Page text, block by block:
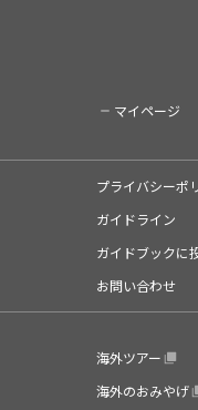
マイページ
プライバシーポ
ガイドライン
ガイドブックに
お問い合わせ
海外ツアー
海外のおみやげ